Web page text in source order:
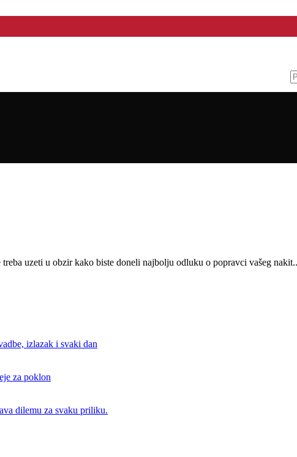
uzeti u obzir kako biste doneli najbolju odluku o popravci vašeg
izlazak i svaki dan
za poklon
dilemu za svaku priliku.